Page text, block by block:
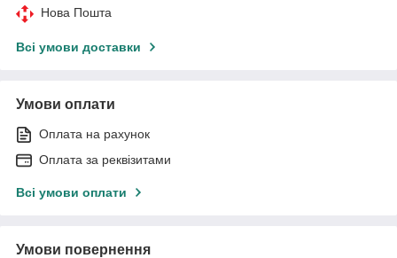
Нова Пошта
Всі умови доставки
Умови оплати
Оплата на рахунок
Оплата за реквізитами
Всі умови оплати
Умови повернення